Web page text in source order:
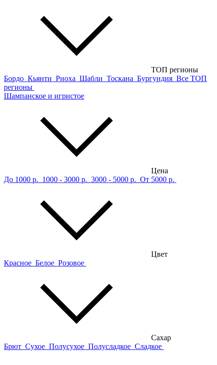
ТОП регионы
Бордо Кьянти Риоха Шабли Тоскана Бургундия Все ТОП
регионы
Шампанское и игристое
Цена
До 1000 р. 1000 - 3000 р. 3000 - 5000 р. От 5000 р.
Цвет
Красное Белое Розовое
Сахар
Брют Сухое Полусухое Полусладкое Сладкое